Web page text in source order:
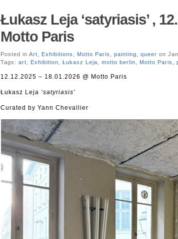
Łukasz Leja ‘satyriasis’ ,
Motto Paris
Posted in Art Exhibitions Motto Paris painting queer on
Tags: art Exhibition Łukasz Leja motto berlin Motto Paris
12.12.2025 – 18.01.2026 @ Motto Paris
Łukasz Leja ‘satyriasis’
Curated by Yann Chevallier